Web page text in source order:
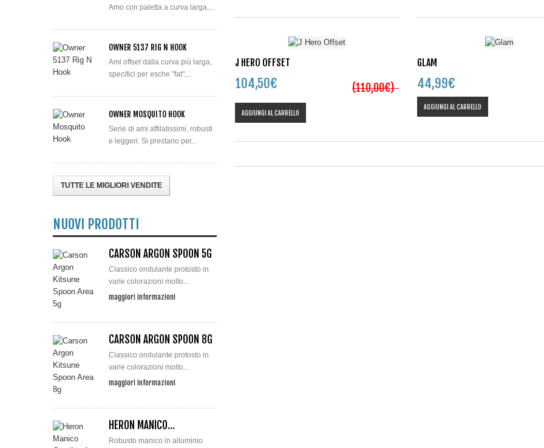
Amo con paletta a curva larga,...
OWNER 5137 RIG N HOOK
Ami offset dalla curva più larga,
specifici per esche "fat",...
OWNER MOSQUITO HOOK
Serie di ami affilatissimi, robusti
e leggeri. Si prestano per...
TUTTE LE MIGLIORI VENDITE
NUOVI PRODOTTI
CARSON ARGON SPOON 5G
Classico ondulante protosto in
varie colorazioni molto...
maggiori informazioni
CARSON ARGON SPOON 8G
Classico ondulante protosto in
varie colorazioni molto...
maggiori informazioni
HERON MANICO...
Robusto manico in alluminio
J HERO OFFSET
104,50€ (110,00€)
AGGIUNGI AL CARRELLO
GLAM
44,99€
AGGIUNGI AL CARRELLO